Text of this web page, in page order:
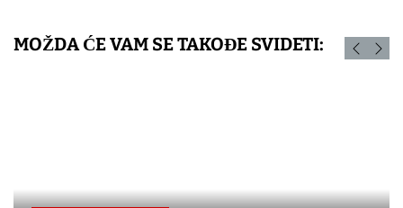
MOŽDA ĆE VAM SE TAKOĐE SVIDETI: